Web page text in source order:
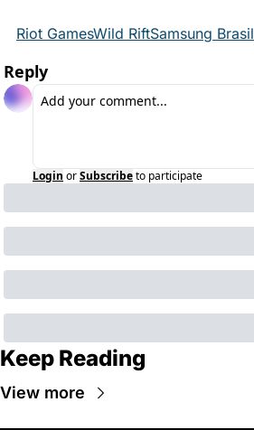
Riot GamesWild RiftSamsung Brasil
Reply
Login orSubscribeto participate
Keep Reading
View more